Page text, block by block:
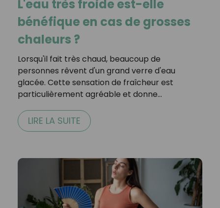
L'eau très froide est-elle
bénéfique en cas de grosses
chaleurs ?
Lorsqu'il fait très chaud, beaucoup de
personnes rêvent d'un grand verre d'eau
glacée. Cette sensation de fraîcheur est
particulièrement agréable et donne…
LIRE LA SUITE